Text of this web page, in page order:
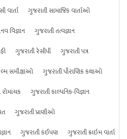
વાર્તા
ગુજરાતી સામાજિક વાર્તાઓ
વિજ્ઞાન
ગુજરાતી તત્વજ્ઞાન
ગુજરાતી રેસીપી
ગુજરાતી પત્ર
સમીક્ષાઓ
ગુજરાતી પૌરાણિક કથાઓ
ગુજરાતી કાલ્પનિક-વિજ્ઞાન
ગુજરાતી પ્રાણીઓ
ગુજરાતી કંઈપણ ગુજરાતી ક્રાઇમ વાર્તા